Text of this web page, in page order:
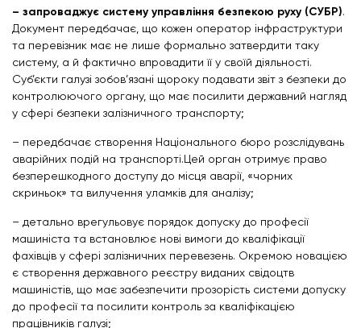
– запроваджує систему управління безпекою руху (СУБР).
Документ передбачає, що кожен оператор інфраструктури
та перевізник має не лише формально затвердити таку
систему, а й фактично впровадити її у своїй діяльності.
Суб’єкти галузі зобов’язані щороку подавати звіт з безпеки до
контролюючого органу, що має посилити державний нагляд
у сфері безпеки залізничного транспорту;
– передбачає створення Національного бюро розслідувань
аварійних подій на транспорті.Цей орган отримує право
безперешкодного доступу до місця аварії, «чорних
скриньок» та вилучення уламків для аналізу;
– детально врегульовує порядок допуску до професії
машиніста та встановлює нові вимоги до кваліфікації
фахівців у сфері залізничних перевезень. Окремою новацією
є створення державного реєстру виданих свідоцтв
машиністів, що має забезпечити прозорість системи допуску
до професії та посилити контроль за кваліфікацією
працівників галузі;